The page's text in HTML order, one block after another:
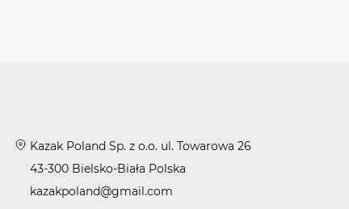
Kazak Poland Sp. z o.o. ul. Towarowa 26
43-300 Bielsko-Biała Polska
kazakpoland@gmail.com